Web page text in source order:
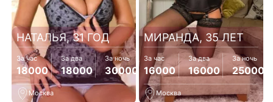
НАТАЛЬЯ, 31 ГОД
За час
18000
За два
18000
За ночь
30000
Москва
МИРАНДА, 35 ЛЕТ
За час
16000
За два
16000
За ночь
25000
Москва